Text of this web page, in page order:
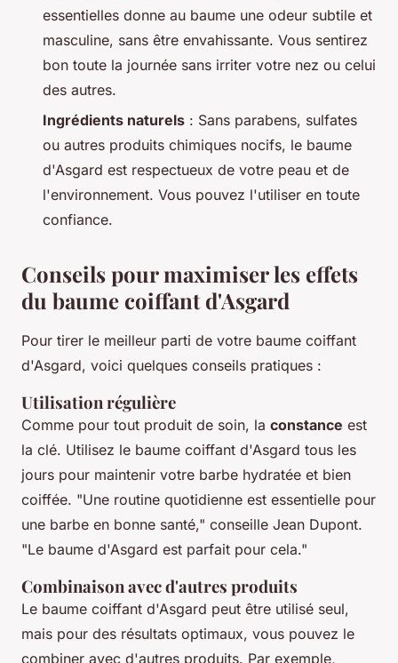
essentielles donne au baume une odeur subtile et
masculine, sans être envahissante. Vous sentirez
bon toute la journée sans irriter votre nez ou celui
des autres.
Ingrédients naturels : Sans parabens, sulfates
ou autres produits chimiques nocifs, le baume
d'Asgard est respectueux de votre peau et de
l'environnement. Vous pouvez l'utiliser en toute
confiance.
Conseils pour maximiser les effets
du baume coiffant d'Asgard
Pour tirer le meilleur parti de votre baume coiffant
d'Asgard, voici quelques conseils pratiques :
Utilisation régulière
Comme pour tout produit de soin, la constance est
la clé. Utilisez le baume coiffant d'Asgard tous les
jours pour maintenir votre barbe hydratée et bien
coiffée. "Une routine quotidienne est essentielle pour
une barbe en bonne santé," conseille Jean Dupont.
"Le baume d'Asgard est parfait pour cela."
Combinaison avec d'autres produits
Le baume coiffant d'Asgard peut être utilisé seul,
mais pour des résultats optimaux, vous pouvez le
combiner avec d'autres produits. Par exemple,